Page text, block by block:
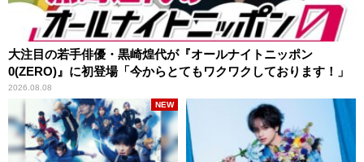
大注目の若手俳優・黒崎煌代が『オールナイトニッポン
0(ZERO)』に初登場「今からとてもワクワクしております！」
2026.08.08
NEW